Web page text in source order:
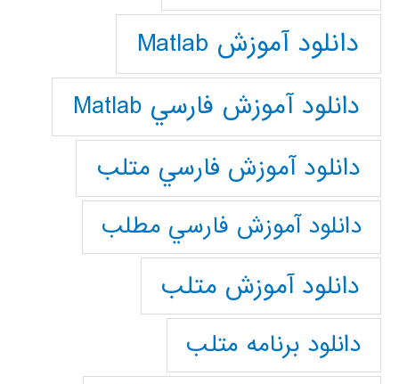
دانلود آموزش Matlab
دانلود آموزش فارسي Matlab
دانلود آموزش فارسي متلب
دانلود آموزش فارسي مطلب
دانلود آموزش متلب
دانلود برنامه متلب